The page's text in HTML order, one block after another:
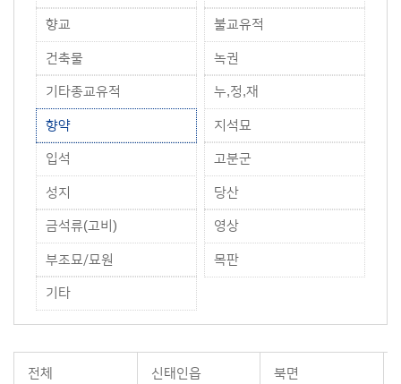
향교 불교유적
건축물 녹권
기타종교유적 누,정,재
향약 지석묘
입석 고분군
성지 당산
금석류(고비) 영상
부조묘/묘원 목판
기타
전체 신태인읍 북면